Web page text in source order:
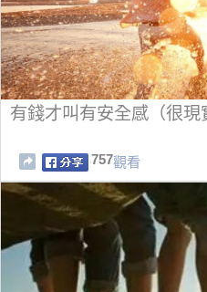
有錢才叫有安全感（很現
757觀看